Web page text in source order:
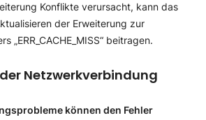
Konflikte verursacht, kann das
der Erweiterung zur
„ERR_CACHE_MISS“ beitragen.
Netzwerkverbindung
können den Fehler